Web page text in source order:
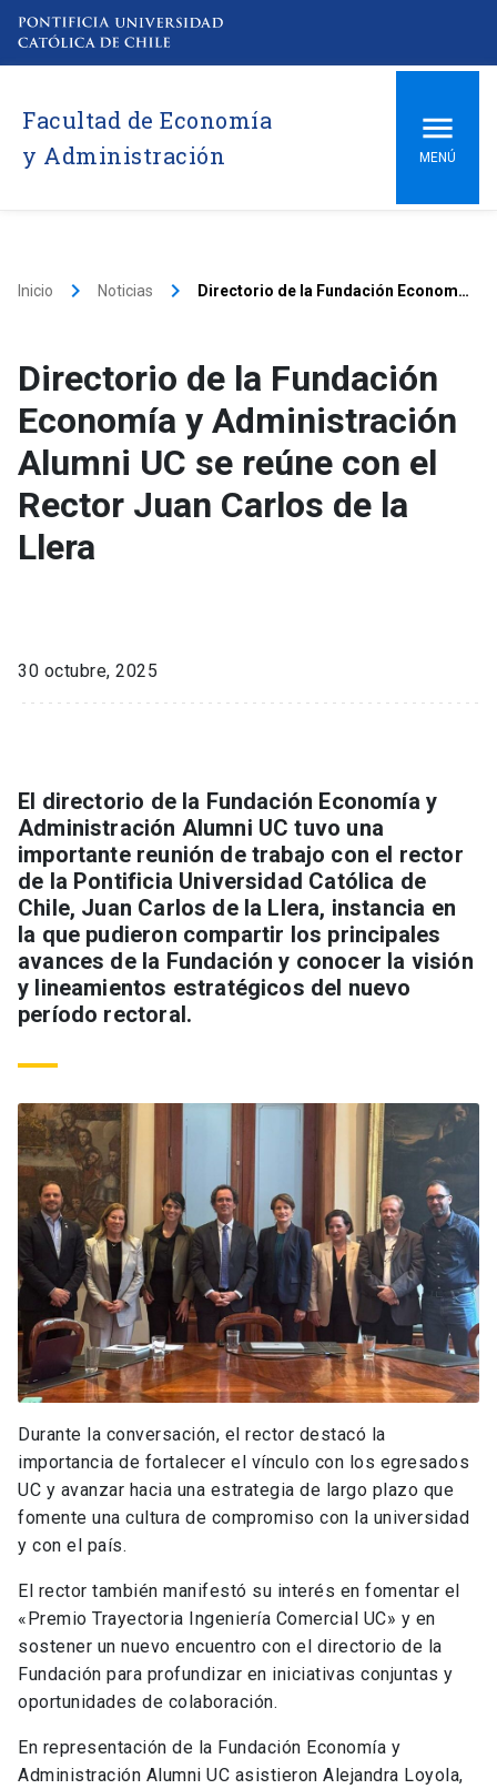
Facultad de Economía
y Administración
MENÚ
Inicio keyboard_arrow_right Noticias keyboard_arrow_right Directorio de la Fundación Economía y Administración Alumni UC se reúne con el Rector Juan Carlos de la Llera
Directorio de la Fundación
Economía y Administración
Alumni UC se reúne con el
Rector Juan Carlos de la
Llera
30 octubre, 2025
El directorio de la Fundación Economía y
Administración Alumni UC tuvo una
importante reunión de trabajo con el rector
de la Pontificia Universidad Católica de
Chile, Juan Carlos de la Llera, instancia en
la que pudieron compartir los principales
avances de la Fundación y conocer la visión
y lineamientos estratégicos del nuevo
período rectoral.
Durante la conversación, el rector destacó la
importancia de fortalecer el vínculo con los egresados
UC y avanzar hacia una estrategia de largo plazo que
fomente una cultura de compromiso con la universidad
y con el país.
El rector también manifestó su interés en fomentar el
«Premio Trayectoria Ingeniería Comercial UC» y en
sostener un nuevo encuentro con el directorio de la
Fundación para profundizar en iniciativas conjuntas y
oportunidades de colaboración.
En representación de la Fundación Economía y
Administración Alumni UC asistieron Alejandra Loyola,